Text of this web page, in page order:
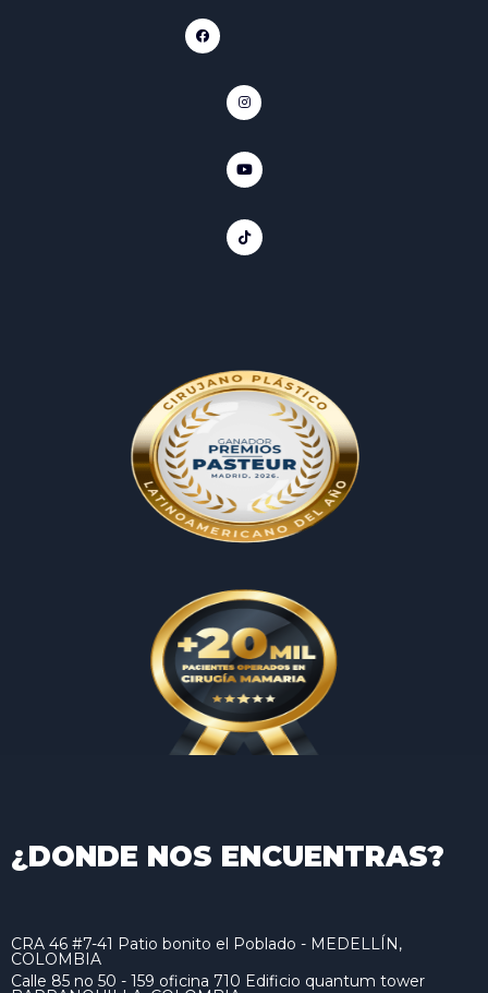
¿DONDE NOS ENCUENTRAS?
CRA 46 #7-41 Patio bonito el Poblado - MEDELLÍN,
COLOMBIA
Calle 85 no 50 - 159 oficina 710 Edificio quantum tower